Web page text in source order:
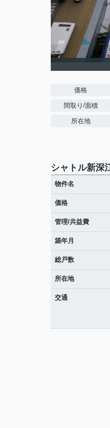
価格
間取り/面積
所在地
シャトル新深
物件名
価格
管理/共益費
築年月
総戸数
所在地
交通